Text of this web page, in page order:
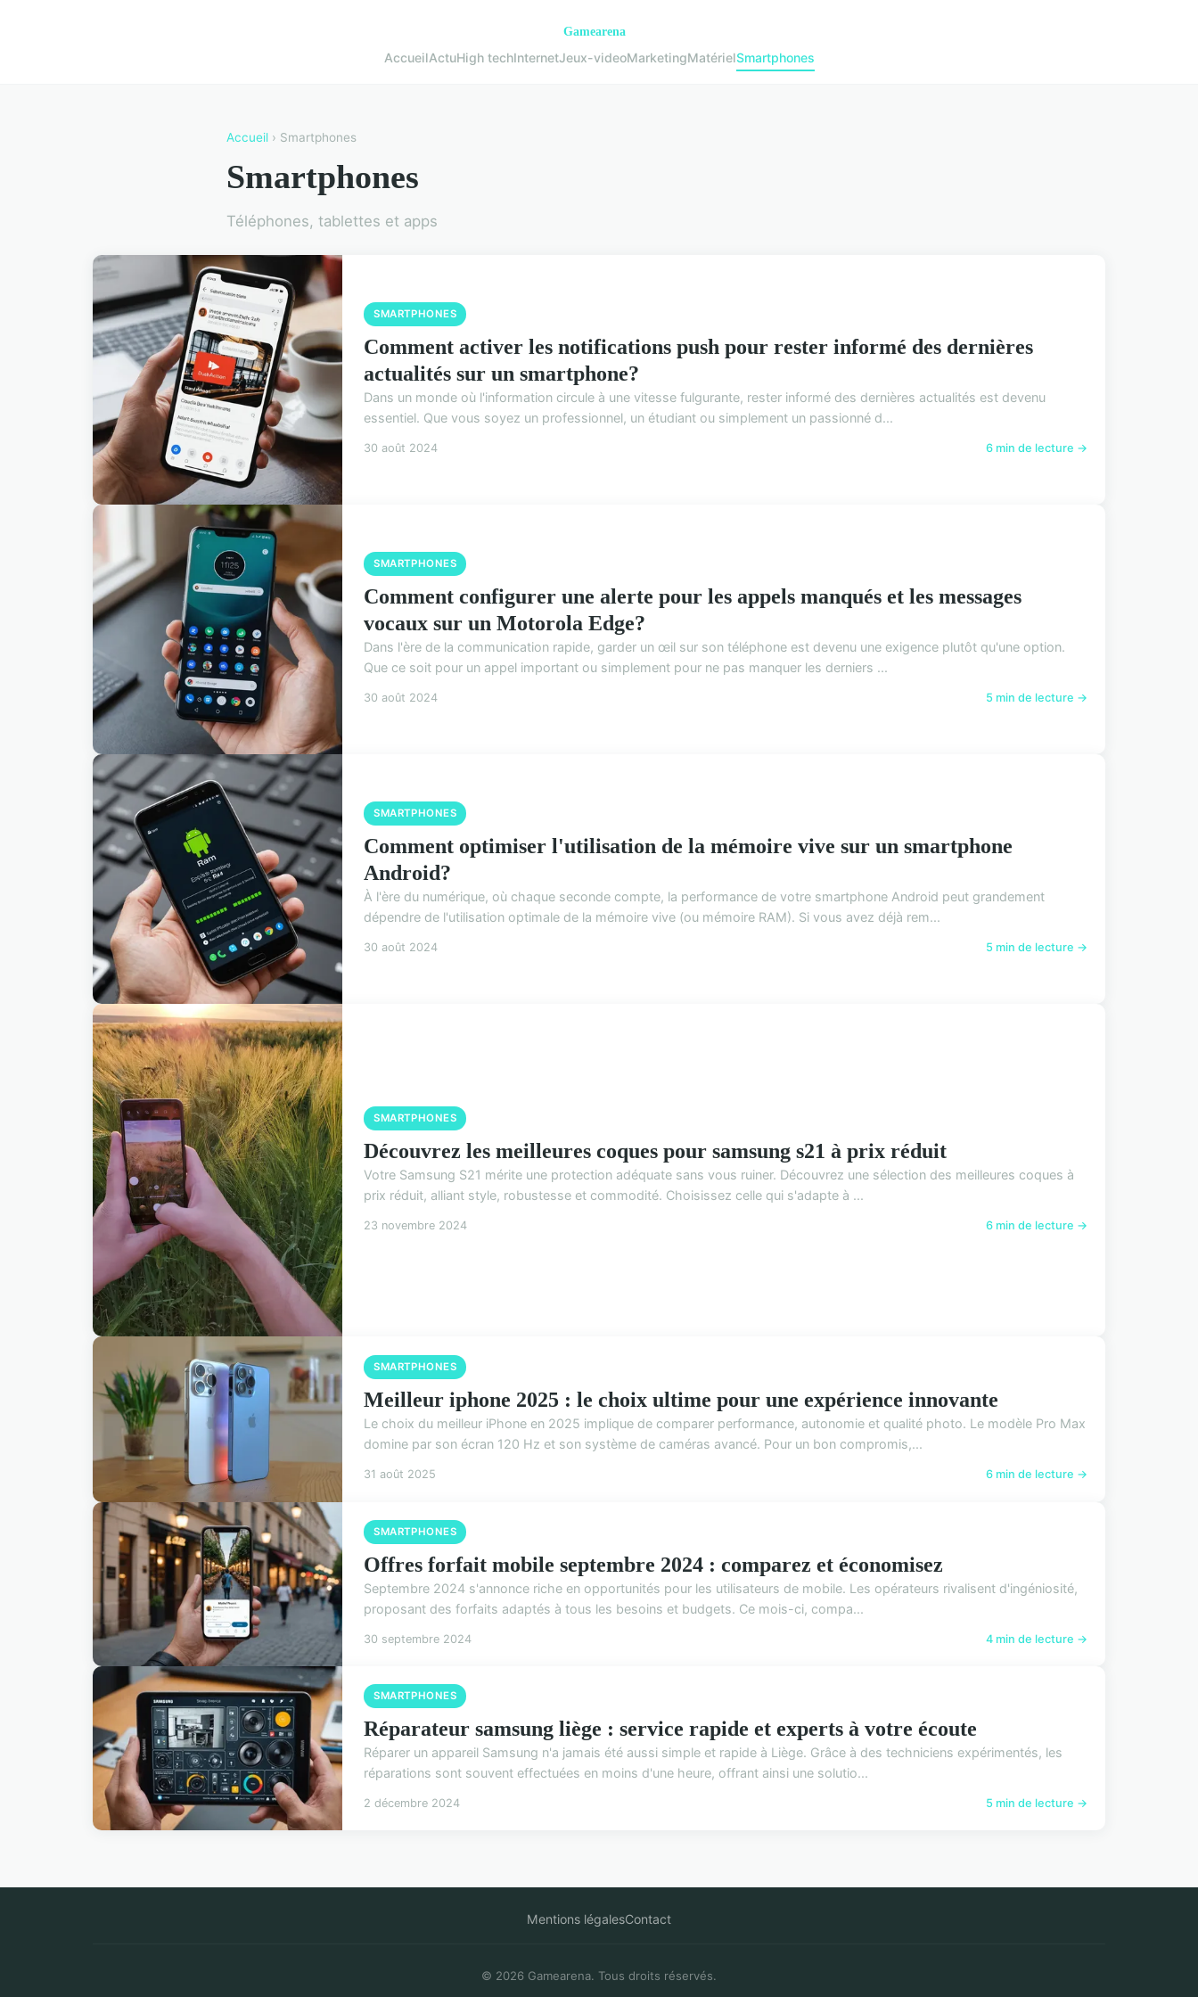
AccueilActuHigh techInternetJeux-videoMarketingMatérielSmartphones
Accueil › Smartphones
Smartphones
Téléphones, tablettes et apps
SMARTPHONES
Comment activer les notifications push pour rester informé des dernières
actualités sur un smartphone?
Dans un monde où l'information circule à une vitesse fulgurante, rester informé des dernières actualités est devenu
essentiel. Que vous soyez un professionnel, un étudiant ou simplement un passionné d...
30 août 2024 6 min de lecture →
SMARTPHONES
Comment configurer une alerte pour les appels manqués et les messages
vocaux sur un Motorola Edge?
Dans l'ère de la communication rapide, garder un œil sur son téléphone est devenu une exigence plutôt qu'une option.
Que ce soit pour un appel important ou simplement pour ne pas manquer les derniers ...
30 août 2024 5 min de lecture →
SMARTPHONES
Comment optimiser l'utilisation de la mémoire vive sur un smartphone
Android?
À l'ère du numérique, où chaque seconde compte, la performance de votre smartphone Android peut grandement
dépendre de l'utilisation optimale de la mémoire vive (ou mémoire RAM). Si vous avez déjà rem...
30 août 2024 5 min de lecture →
SMARTPHONES
Découvrez les meilleures coques pour samsung s21 à prix réduit
Votre Samsung S21 mérite une protection adéquate sans vous ruiner. Découvrez une sélection des meilleures coques à
prix réduit, alliant style, robustesse et commodité. Choisissez celle qui s'adapte à ...
23 novembre 2024 6 min de lecture →
SMARTPHONES
Meilleur iphone 2025 : le choix ultime pour une expérience innovante
Le choix du meilleur iPhone en 2025 implique de comparer performance, autonomie et qualité photo. Le modèle Pro Max
domine par son écran 120 Hz et son système de caméras avancé. Pour un bon compromis,...
31 août 2025 6 min de lecture →
SMARTPHONES
Offres forfait mobile septembre 2024 : comparez et économisez
Septembre 2024 s'annonce riche en opportunités pour les utilisateurs de mobile. Les opérateurs rivalisent d'ingéniosité,
proposant des forfaits adaptés à tous les besoins et budgets. Ce mois-ci, compa...
30 septembre 2024 4 min de lecture →
SMARTPHONES
Réparateur samsung liège : service rapide et experts à votre écoute
Réparer un appareil Samsung n'a jamais été aussi simple et rapide à Liège. Grâce à des techniciens expérimentés, les
réparations sont souvent effectuées en moins d'une heure, offrant ainsi une solutio...
2 décembre 2024 5 min de lecture →
Mentions légalesContact
© 2026 Gamearena. Tous droits réservés.